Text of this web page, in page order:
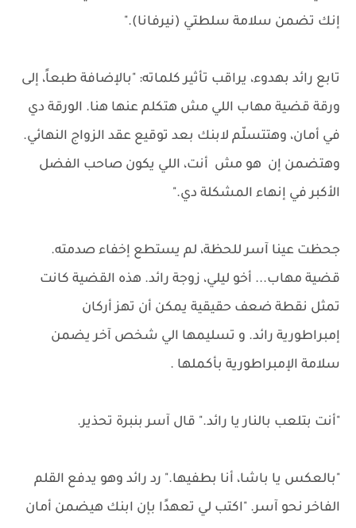
إنك تضمن سلامة سلطتي (نيرفانا)."
تابع رائد بهدوء، يراقب تأثير كلماته: "بالإضافة طبعاً، إلى
ورقة قضية مهاب اللي مش هتكلم عنها هنا. الورقة دي
في أمان، وهتتسلّم لابنك بعد توقيع عقد الزواج النهائي.
وهتضمن إن هو مش أنت، اللي يكون صاحب الفضل
الأكبر في إنهاء المشكلة دي."
جحظت عينا آسر للحظة، لم يستطع إخفاء صدمته.
قضية مهاب... أخو ليلي، زوجة رائد. هذه القضية كانت
تمثل نقطة ضعف حقيقية يمكن أن تهز أركان
إمبراطورية رائد. و تسليمها الي شخص آخر يضمن
سلامة الإمبراطورية بأكملها .
"أنت بتلعب بالنار يا رائد." قال آسر بنبرة تحذير.
"بالعكس يا باشا، أنا بطفيها." رد رائد وهو يدفع القلم
الفاخر نحو آسر. "اكتب لي تعهدًا بإن ابنك هيضمن أمان